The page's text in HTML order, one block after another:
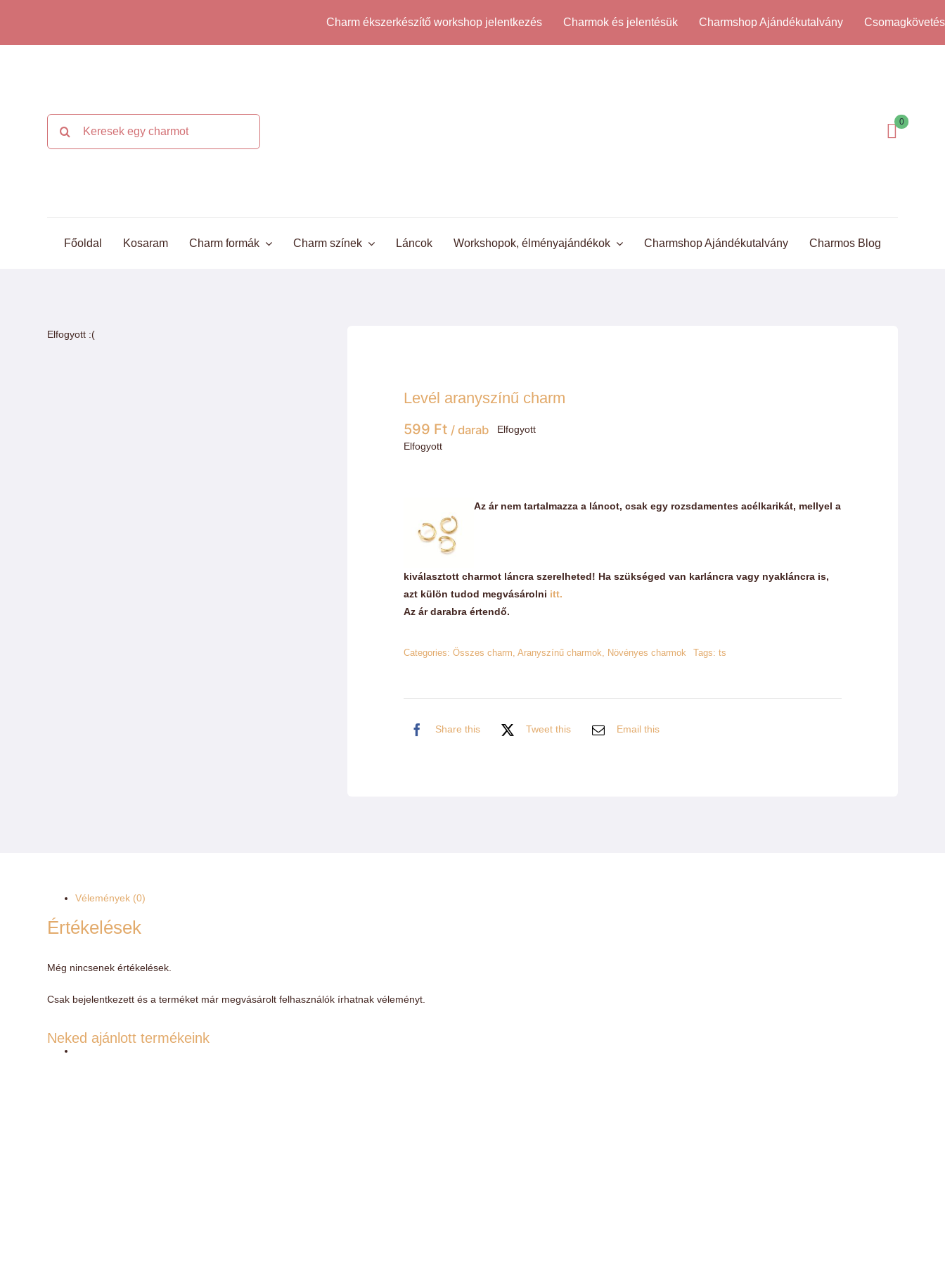
Charm ékszerkészítő workshop jelentkezés Charmok és jelentésük Charmshop Ajándékutalvány Csomagkövetés
Keresés... 0
Főoldal Kosaram Charm formák Charm színek Láncok Workshopok, élményajándékok Charmshop Ajándékutalvány Charmos Blog
Elfogyott :(
Levél aranyszínű charm
599 Ft / darab
Elfogyott
Elfogyott
Az ár nem tartalmazza a láncot, csak egy rozsdamentes acélkarikát, mellyel a
kiválasztott charmot láncra szerelheted! Ha szükséged van karláncra vagy nyakláncra is,
azt külön tudod megvásárolni itt.
Az ár darabra értendő.
Categories: Összes charm Aranyszínű charmok Növényes charmok Tags: ts
Share this Tweet this Email this
Vélemények (0)
Értékelések
Még nincsenek értékelések.
Csak bejelentkezett és a terméket már megvásárolt felhasználók írhatnak véleményt.
Neked ajánlott termékeink